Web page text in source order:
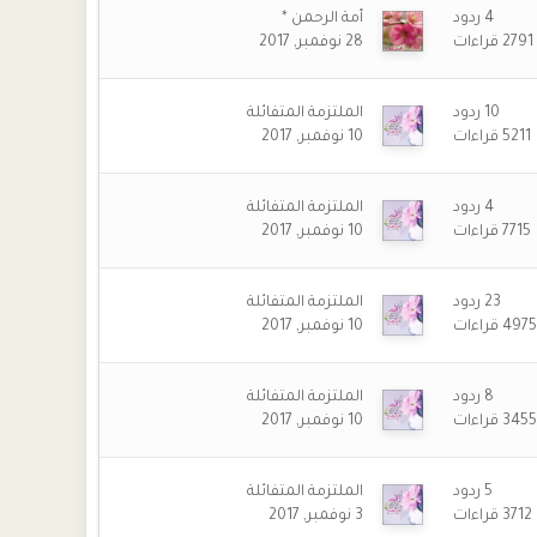
4 ردود
2791 قراءات
أمة الرحمن *
28 نوفمبر, 2017
10 ردود
5211 قراءات
الملتزمة المتفائلة
10 نوفمبر, 2017
4 ردود
7715 قراءات
الملتزمة المتفائلة
10 نوفمبر, 2017
23 ردود
قراءات
الملتزمة المتفائلة
10 نوفمبر, 2017
8 ردود
3455 قراءات
الملتزمة المتفائلة
10 نوفمبر, 2017
5 ردود
3712 قراءات
الملتزمة المتفائلة
3 نوفمبر, 2017